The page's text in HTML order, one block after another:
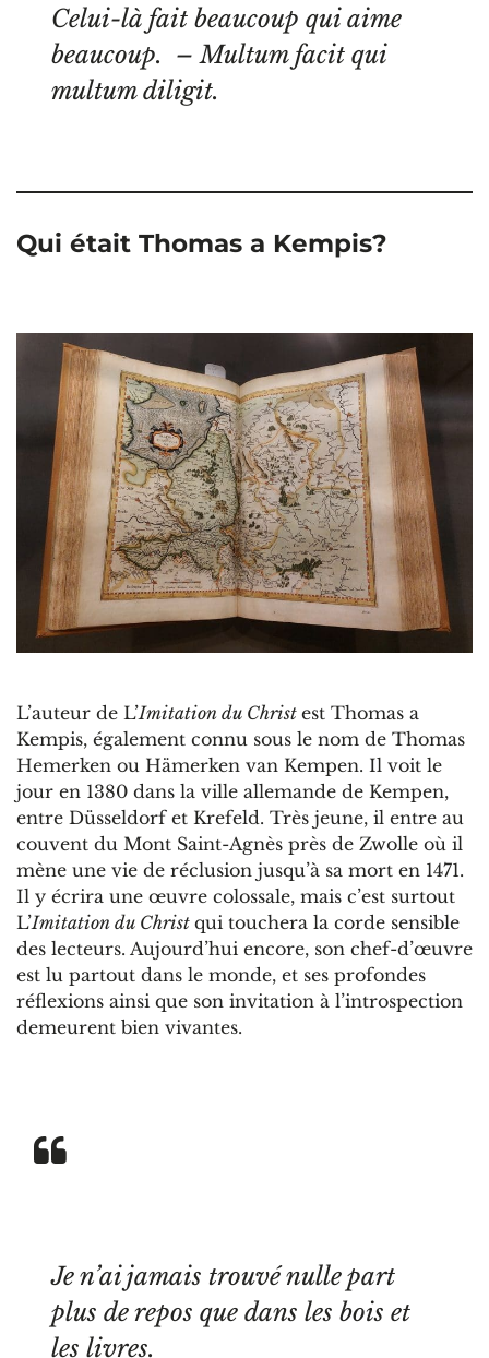
Celui-là fait beaucoup qui aime
beaucoup. – Multum facit qui
multum diligit.
Qui était Thomas a Kempis?
L’auteur de L’Imitation du Christ est Thomas a
Kempis, également connu sous le nom de Thomas
Hemerken ou Hämerken van Kempen. Il voit le
jour en 1380 dans la ville allemande de Kempen,
entre Düsseldorf et Krefeld. Très jeune, il entre au
couvent du Mont Saint-Agnès près de Zwolle où il
mène une vie de réclusion jusqu’à sa mort en 1471.
Il y écrira une œuvre colossale, mais c’est surtout
L’Imitation du Christ qui touchera la corde sensible
des lecteurs. Aujourd’hui encore, son chef-d’œuvre
est lu partout dans le monde, et ses profondes
réflexions ainsi que son invitation à l’introspection
demeurent bien vivantes.
Je n’ai jamais trouvé nulle part
plus de repos que dans les bois et
les livres.